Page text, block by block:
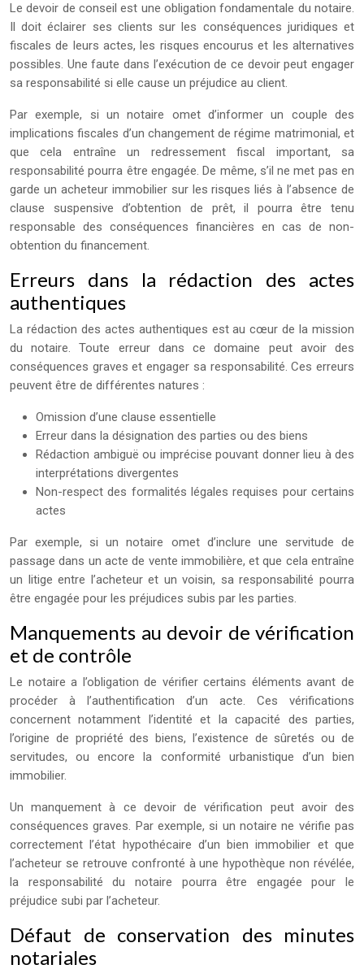
Le devoir de conseil est une obligation fondamentale du notaire.
Il doit éclairer ses clients sur les conséquences juridiques et
fiscales de leurs actes, les risques encourus et les alternatives
possibles. Une faute dans l’exécution de ce devoir peut engager
sa responsabilité si elle cause un préjudice au client.
Par exemple, si un notaire omet d’informer un couple des
implications fiscales d’un changement de régime matrimonial, et
que cela entraîne un redressement fiscal important, sa
responsabilité pourra être engagée. De même, s’il ne met pas en
garde un acheteur immobilier sur les risques liés à l’absence de
clause suspensive d’obtention de prêt, il pourra être tenu
responsable des conséquences financières en cas de non-
obtention du financement.
Erreurs dans la rédaction des actes
authentiques
La rédaction des actes authentiques est au cœur de la mission
du notaire. Toute erreur dans ce domaine peut avoir des
conséquences graves et engager sa responsabilité. Ces erreurs
peuvent être de différentes natures :
Omission d’une clause essentielle
Erreur dans la désignation des parties ou des biens
Rédaction ambiguë ou imprécise pouvant donner lieu à des
interprétations divergentes
Non-respect des formalités légales requises pour certains
actes
Par exemple, si un notaire omet d’inclure une servitude de
passage dans un acte de vente immobilière, et que cela entraîne
un litige entre l’acheteur et un voisin, sa responsabilité pourra
être engagée pour les préjudices subis par les parties.
Manquements au devoir de vérification
et de contrôle
Le notaire a l’obligation de vérifier certains éléments avant de
procéder à l’authentification d’un acte. Ces vérifications
concernent notamment l’identité et la capacité des parties,
l’origine de propriété des biens, l’existence de sûretés ou de
servitudes, ou encore la conformité urbanistique d’un bien
immobilier.
Un manquement à ce devoir de vérification peut avoir des
conséquences graves. Par exemple, si un notaire ne vérifie pas
correctement l’état hypothécaire d’un bien immobilier et que
l’acheteur se retrouve confronté à une hypothèque non révélée,
la responsabilité du notaire pourra être engagée pour le
préjudice subi par l’acheteur.
Défaut de conservation des minutes
notariales